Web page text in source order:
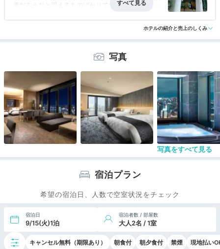
価だろうなと思えるものばかりです。カフェもあっ
ホテルの紹介と売上のしくみ
写真
写真をすべて見る
宿泊プラン
希望の宿泊日、人数で空室状況をチェック
宿泊日
9/15(火)1泊
宿泊者数 / 部屋数
大人2名 / 1室
キャンセル無料（期限あり） 朝食付 朝夕食付 禁煙 現地払い